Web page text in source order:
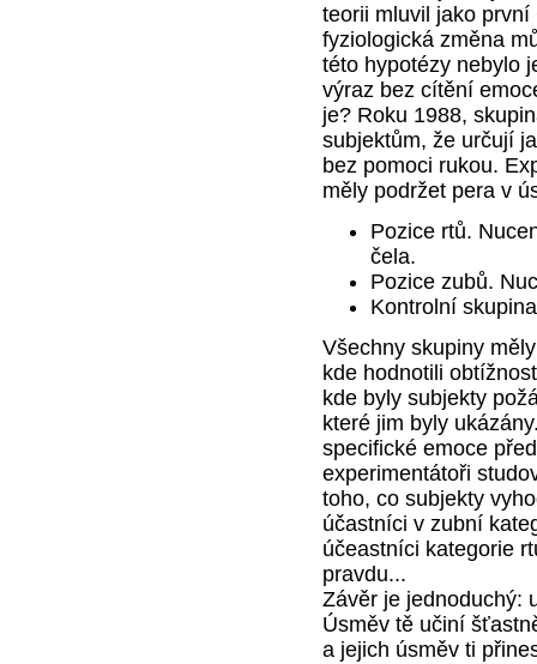
teorii mluvil jako
fyziologická změna
této hypotézy nebylo
výraz bez cítění
je? Roku 1988,
subjektům, že určují
bez pomoci rukou.
měly podržet pera v
Pozice rtů.
čela.
Pozice zubů.
Kontrolní
Všechny skupiny
kde hodnotili
kde byly subjekty
které jim byly
specifické emoce
experimentátoři
toho, co subjekty
účastníci v zubní
účeastníci kategorie
pravdu...
Závěr je jednoduchý:
Úsměv tě učiní
a jejich úsměv ti